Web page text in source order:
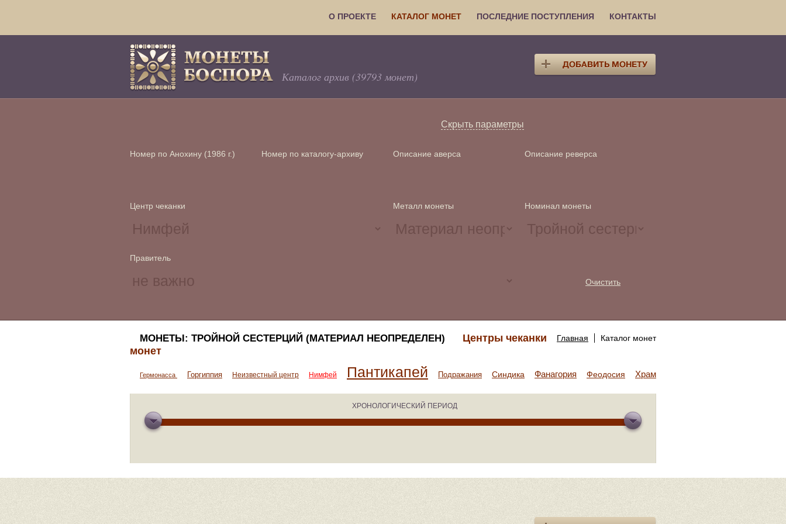
О ПРОЕКТЕ КАТАЛОГ МОНЕТ ПОСЛЕДНИЕ ПОСТУПЛЕНИЯ КОНТАКТЫ
Каталог архив (39793 монет)
Скрыть параметры
Номер по Анохину (1986 г.) Номер по каталогу-архиву Описание аверса Описание реверса
Центр чеканки Металл монеты Номинал монеты
Правитель
Очистить
Главная Каталог монет
МОНЕТЫ: ТРОЙНОЙ СЕСТЕРЦИЙ (МАТЕРИАЛ НЕОПРЕДЕЛЕН)
Центры чеканки
монет
Гермонасса Горгиппия Неизвестный центр Нимфей Пантикапей Подражания Синдика Фанагория Феодосия Храм Аполлона
ХРОНОЛОГИЧЕСКИЙ ПЕРИОД